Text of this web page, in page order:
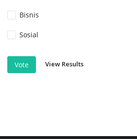
Bisnis
Sosial
Vote View Results